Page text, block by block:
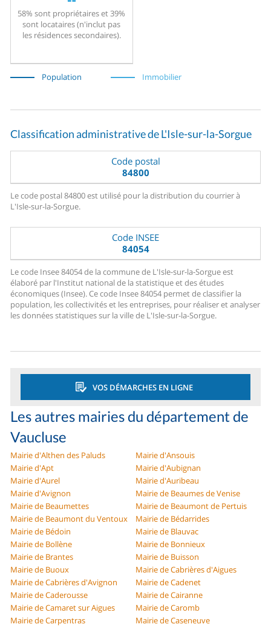
58% sont propriétaires et 39%
sont locataires (n'inclut pas
les résidences secondaires).
Population Immobilier
Classification administrative de L'Isle-sur-la-Sorgue
Code postal
84800
Le code postal 84800 est utilisé pour la distribution du courrier à
L'Isle-sur-la-Sorgue.
Code INSEE
84054
Le code Insee 84054 de la commune de L'Isle-sur-la-Sorgue est
élaboré par l'Institut national de la statistique et des études
économiques (Insee). Ce code Insee 84054 permet de classifier la
population, les collectivités et les entreprises, pour réaliser et analyser
les données statistiques sur la ville de L'Isle-sur-la-Sorgue.
VOS DÉMARCHES EN LIGNE
Les autres mairies du département de
Vaucluse
Mairie d'Althen des Paluds
Mairie d'Ansouis
Mairie d'Apt
Mairie d'Aubignan
Mairie d'Aurel
Mairie d'Auribeau
Mairie d'Avignon
Mairie de Beaumes de Venise
Mairie de Beaumettes
Mairie de Beaumont de Pertuis
Mairie de Beaumont du Ventoux
Mairie de Bédarrides
Mairie de Bédoin
Mairie de Blauvac
Mairie de Bollène
Mairie de Bonnieux
Mairie de Brantes
Mairie de Buisson
Mairie de Buoux
Mairie de Cabrières d'Aigues
Mairie de Cabrières d'Avignon
Mairie de Cadenet
Mairie de Caderousse
Mairie de Cairanne
Mairie de Camaret sur Aigues
Mairie de Caromb
Mairie de Carpentras
Mairie de Caseneuve